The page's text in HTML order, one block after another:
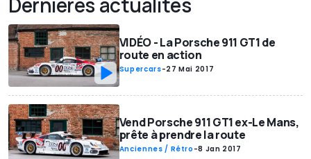
VIDÉO - La Porsche 911 GT1 de
route en action
Supercars-27 Mai 2017
Vend Porsche 911 GT1 ex-Le Mans,
prête à prendre la route
Anciennes / Rétro -8 Jan 2017